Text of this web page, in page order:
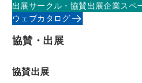
出展サークル・協賛出展企業スペ
ウェブカタログ
協賛・出展
協賛出展